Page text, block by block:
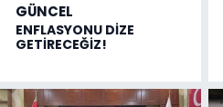
GÜNCEL
ENFLASYONU DİZE
GETİRECEĞİZ!